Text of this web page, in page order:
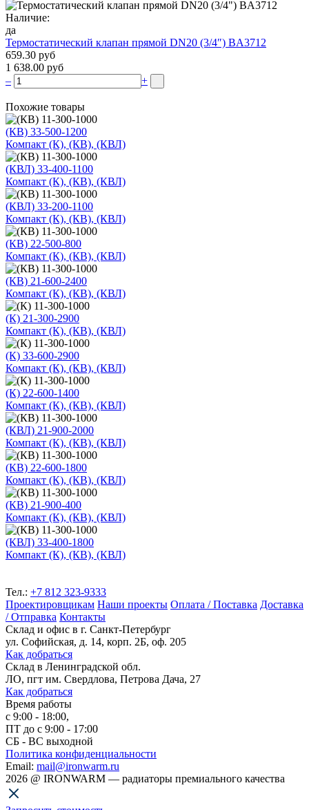
Наличие:
да
Термостатический клапан прямой DN20 (3/4″) BA3712
659.30 руб
1 638.00 руб
–
+
Похожие товары
(КВ) 33-500-1200
Компакт (К), (КВ), (КВЛ)
(КВЛ) 33-400-1100
Компакт (К), (КВ), (КВЛ)
(КВЛ) 33-200-1100
Компакт (К), (КВ), (КВЛ)
(КВ) 22-500-800
Компакт (К), (КВ), (КВЛ)
(КВ) 21-600-2400
Компакт (К), (КВ), (КВЛ)
(К) 21-300-2900
Компакт (К), (КВ), (КВЛ)
(К) 33-600-2900
Компакт (К), (КВ), (КВЛ)
(К) 22-600-1400
Компакт (К), (КВ), (КВЛ)
(КВЛ) 21-900-2000
Компакт (К), (КВ), (КВЛ)
(КВ) 22-600-1800
Компакт (К), (КВ), (КВЛ)
(КВ) 21-900-400
Компакт (К), (КВ), (КВЛ)
(КВЛ) 33-400-1800
Компакт (К), (КВ), (КВЛ)
Тел.: +7 812 323-9333
Проектировщикам Наши проекты Оплата / Поставка Доставка
/ Отправка Контакты
Склад и офис в г. Санкт-Петербург
ул. Софийская, д. 14, корп. 2Б, оф. 205
Как добраться
Склад в Ленинградской обл.
ЛО, пгт им. Свердлова, Петрова Дача, 27
Как добраться
Время работы
с 9:00 - 18:00,
ПТ до с 9:00 - 17:00
СБ - ВС выходной
Политика конфиденциальности
Email: mail@ironwarm.ru
2026 @ IRONWARM — радиаторы премиального качества